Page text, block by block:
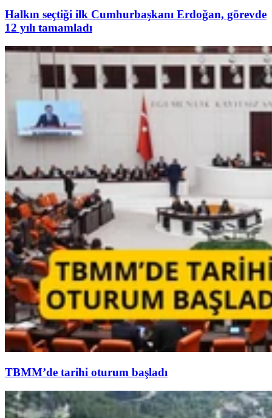
Halkın seçtiği ilk Cumhurbaşkanı Erdoğan, görevde
12 yılı tamamladı
TBMM’de tarihi oturum başladı